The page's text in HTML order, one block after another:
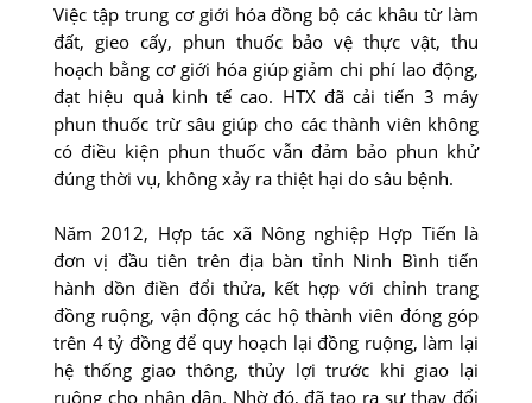
Việc tập trung cơ giới hóa đồng bộ các khâu từ làm
đất, gieo cấy, phun thuốc bảo vệ thực vật, thu
hoạch bằng cơ giới hóa giúp giảm chi phí lao động,
đạt hiệu quả kinh tế cao. HTX đã cải tiến 3 máy
phun thuốc trừ sâu giúp cho các thành viên không
có điều kiện phun thuốc vẫn đảm bảo phun khử
đúng thời vụ, không xảy ra thiệt hại do sâu bệnh.
Năm 2012, Hợp tác xã Nông nghiệp Hợp Tiến là
đơn vị đầu tiên trên địa bàn tỉnh Ninh Bình tiến
hành dồn điền đổi thửa, kết hợp với chỉnh trang
đồng ruộng, vận động các hộ thành viên đóng góp
trên 4 tỷ đồng để quy hoạch lại đồng ruộng, làm lại
hệ thống giao thông, thủy lợi trước khi giao lại
ruộng cho nhân dân. Nhờ đó, đã tạo ra sự thay đổi